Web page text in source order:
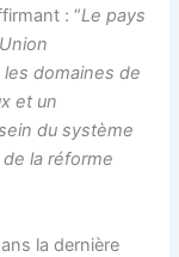
: “Le pays
domaines de
et un
du système
la réforme
la dernière